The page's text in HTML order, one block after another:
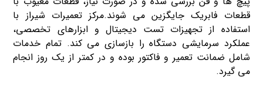
قطعات فابریک جایگزین می شوند.مرکز تعمیرات شیراز با
استفاده از تجهیزات تست دیجیتال و ابزارهای تخصصی،
عملکرد سرمایشی دستگاه را بازسازی می کند. تمام خدمات
شامل ضمانت تعمیر و فاکتور بوده و در کمتر از یک روز انجام
می گیرد.